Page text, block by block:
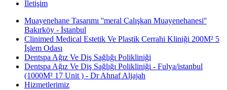
İletişim
Muayenehane Tasarımı ''meral Çalışkan Muayenehanesi''
Bakırköy - İstanbul
Clinimed Medical Estetik Ve Plastik Cerrahi Kliniği 200M² 5
İşlem Odası
Dentspa Ağız Ve Diş Sağlığı Polikliniği
Dentspa Ağız Ve Diş Sağlığı Polikliniği - Fulya/istanbul
(1000M² 17 Unit ) - Dr Ahnaf Aljajah
Hizmetlerimiz